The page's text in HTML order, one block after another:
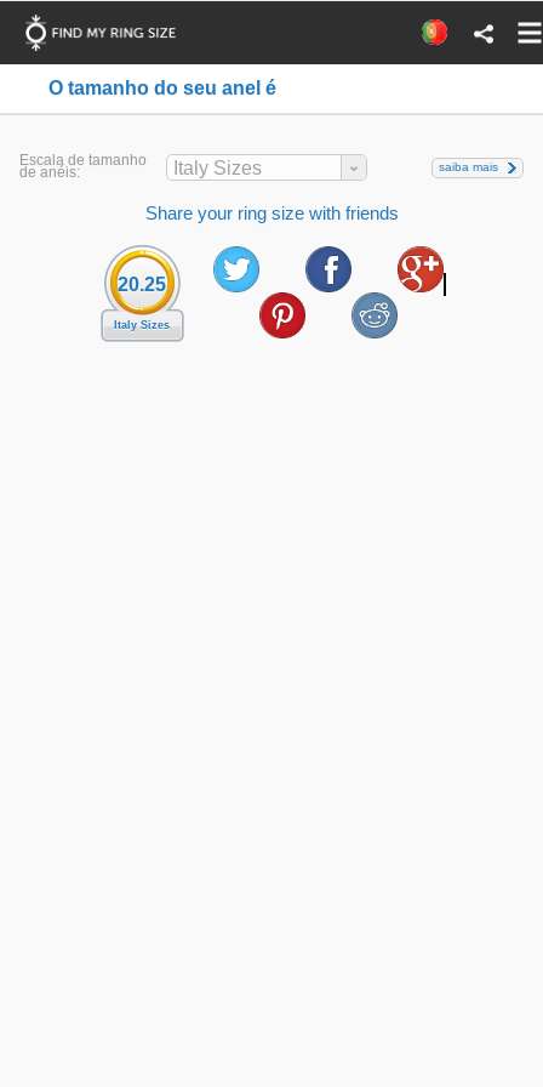
O tamanho do seu anel é
Escala de tamanho
de anéis: Italy Sizes saiba mais
Share your ring size with friends
20.25
Italy Sizes